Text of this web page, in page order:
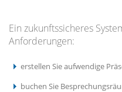
Ein zukunftssicheres
Anforderungen:
erstellen Sie aufwendige
buchen Sie